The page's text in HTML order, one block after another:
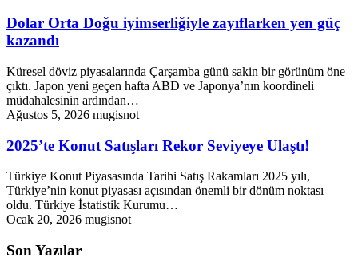
Dolar Orta Doğu iyimserliğiyle zayıflarken yen güç
kazandı
Küresel döviz piyasalarında Çarşamba günü sakin bir görünüm öne
çıktı. Japon yeni geçen hafta ABD ve Japonya’nın koordineli
müdahalesinin ardından…
Ağustos 5, 2026 mugisnot
2025’te Konut Satışları Rekor Seviyeye Ulaştı!
Türkiye Konut Piyasasında Tarihi Satış Rakamları 2025 yılı,
Türkiye’nin konut piyasası açısından önemli bir dönüm noktası
oldu. Türkiye İstatistik Kurumu…
Ocak 20, 2026 mugisnot
Son Yazılar